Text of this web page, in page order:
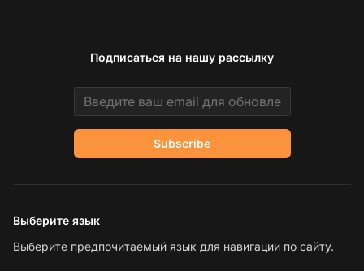
Подписаться на нашу рассылку
Email address
Subscribe
Выберите язык
Выберите предпочитаемый язык для навигации по сайту.